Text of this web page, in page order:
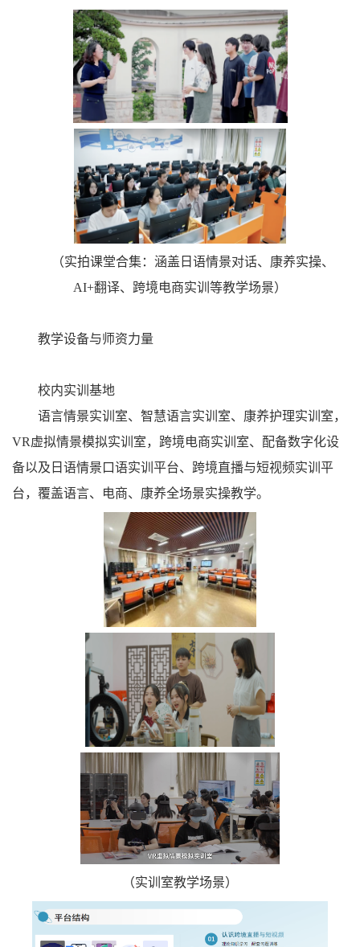
（实拍课堂合集：涵盖日语情景对话、康养实操、
AI+翻译、跨境电商实训等教学场景）
教学设备与师资力量
校内实训基地
语言情景实训室、智慧语言实训室、康养护理实训室，
VR虚拟情景模拟实训室，跨境电商实训室、配备数字化设
备以及日语情景口语实训平台、跨境直播与短视频实训平
台，覆盖语言、电商、康养全场景实操教学。
（实训室教学场景）